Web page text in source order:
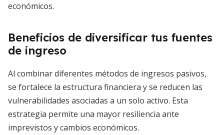
económicos.
Beneficios de diversificar tus fuentes
de ingreso
Al combinar diferentes métodos de ingresos pasivos,
se fortalece la estructura financiera y se reducen las
vulnerabilidades asociadas a un solo activo. Esta
estrategia permite una mayor resiliencia ante
imprevistos y cambios económicos.